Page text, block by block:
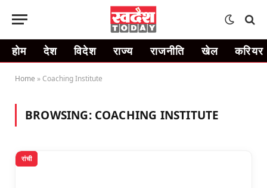
होम देश विदेश राज्य राजनीति खेल करियर
Home »Coaching Institute
BROWSING: COACHING INSTITUTE
रांची